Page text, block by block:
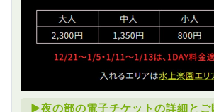
►夜の部の電子チケットの詳細とご